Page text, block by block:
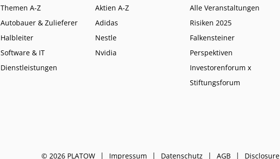
Themen A-Z
Autobauer & Zulieferer
Halbleiter
Software & IT
Dienstleistungen
Aktien A-Z
Adidas
Nestle
Nvidia
Alle Veranstaltungen
Risiken 2025
Falkensteiner
Perspektiven
Investorenforum x
Stiftungsforum
© 2026 PLATOW Impressum Datenschutz AGB Disclosure